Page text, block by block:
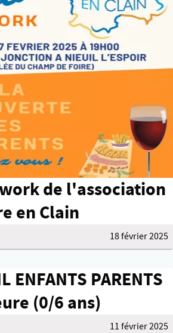
de l'association
en Clain
18 février 2025
ENFANTS PARENTS
(0/6 ans)
11 février 2025